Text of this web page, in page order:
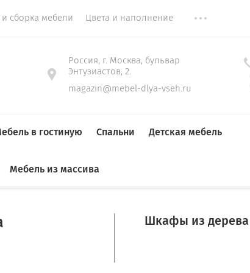
сборка мебели Цвета и наполнение
Россия, г. Москва, бульвар
Энтузиастов, 2.
magazin@mebel-dlya-vseh.ru
ГардеробныеДо 1,5 м
Тумбы для обуви
в гостиную
Стенки
Спальни
Кровати
Детская мебель
Кровати в детскую
Прямые диваны
Столы
Столы на кухню
Мебель из массива
Шкафы из дерева